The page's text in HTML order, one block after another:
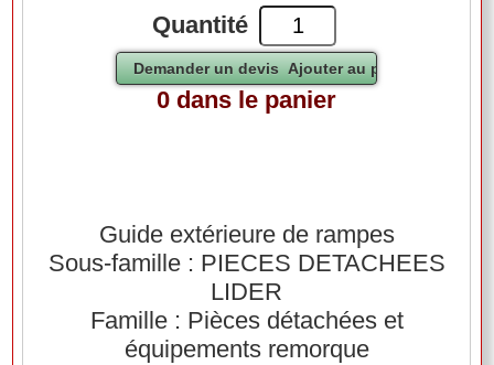
Quantité
0 dans le panier
Guide extérieure de rampes
Sous-famille : PIECES DETACHEES
LIDER
Famille : Pièces détachées et
équipements remorque